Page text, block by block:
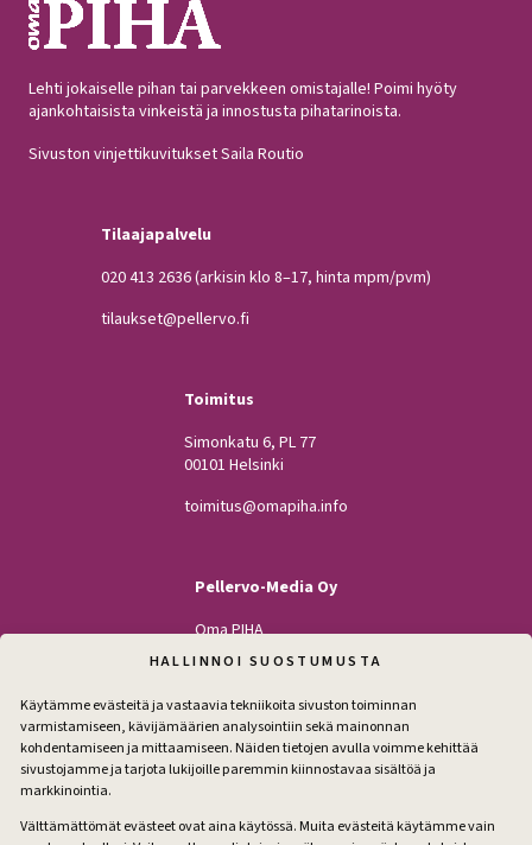
HALLINNOI SUOSTUMUSTA
Käytämme evästeitä ja vastaavia tekniikoita sivuston toiminnan
varmistamiseen, kävijämäärien analysointiin sekä mainonnan
kohdentamiseen ja mittaamiseen. Näiden tietojen avulla voimme kehittää
sivustojamme ja tarjota lukijoille paremmin kiinnostavaa sisältöä ja
markkinointia.
Välttämättömät evästeet ovat aina käytössä. Muita evästeitä käytämme vain
Lehti jokaiselle pihan tai parvekkeen omistajalle! Poimi hyöty
ajankohtaisista vinkeistä ja innostusta pihatarinoista.
Sivuston vinjettikuvitukset Saila Routio
Tilaajapalvelu
020 413 2636(arkisin klo 8–17, hinta mpm/pvm)
tilaukset@pellervo.fi
Toimitus
Simonkatu 6, PL 77
00101 Helsinki
toimitus@omapiha.info
Pellervo-Media Oy
Oma PIHA
Kodin Pellervo
Maatilan Pellervo
Facebook
Instagram